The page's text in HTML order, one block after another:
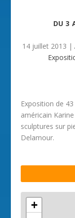
DU 3
14 juillet 2013 |
Exposition de
américain
sculptures sur
Delamour.
+